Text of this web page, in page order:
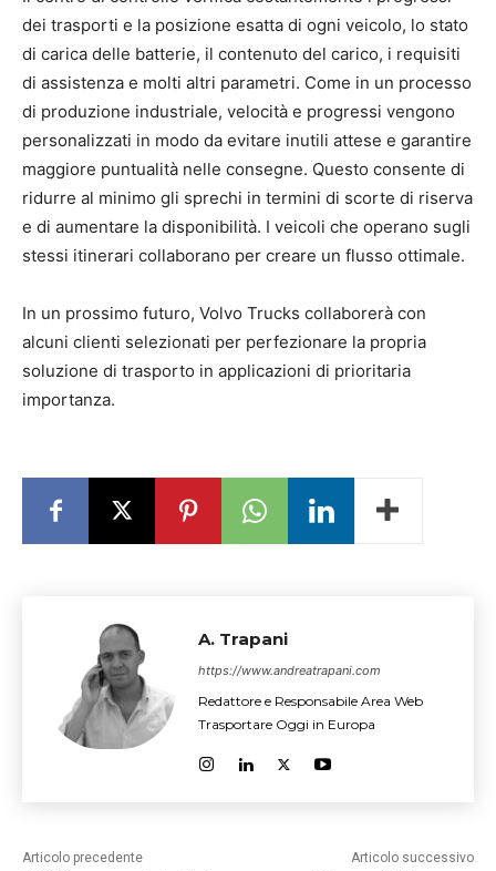
dei trasporti e la posizione esatta di ogni veicolo, lo stato
di carica delle batterie, il contenuto del carico, i requisiti
di assistenza e molti altri parametri. Come in un processo
di produzione industriale, velocità e progressi vengono
personalizzati in modo da evitare inutili attese e garantire
maggiore puntualità nelle consegne. Questo consente di
ridurre al minimo gli sprechi in termini di scorte di riserva
e di aumentare la disponibilità. I veicoli che operano sugli
stessi itinerari collaborano per creare un flusso ottimale.
In un prossimo futuro, Volvo Trucks collaborerà con
alcuni clienti selezionati per perfezionare la propria
soluzione di trasporto in applicazioni di prioritaria
importanza.
A. Trapani
https://www.andreatrapani.com
Redattore e Responsabile Area Web
Trasportare Oggi in Europa
Articolo precedente Articolo successivo